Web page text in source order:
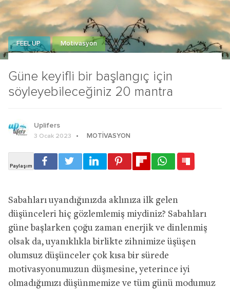
Güne keyifli bir başlangıç için
söyleyebileceğiniz 20 mantra
FEEL UP Motivasyon
Uplifers
3 Ocak 2023 MOTIVASYON
Sabahları uyandığınızda aklınıza ilk gelen
düşünceleri hiç gözlemlemiş miydiniz? Sabahları
güne başlarken çoğu zaman enerjik ve dinlenmiş
olsak da, uyanıklıkla birlikte zihnimize üşüşen
olumsuz düşünceler çok kısa bir sürede
motivasyonumuzun düşmesine, yeterince iyi
olmadığımızı düşünmemize ve tüm günü modumuz